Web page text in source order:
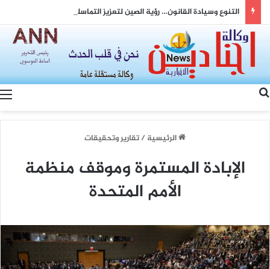
الرئيسية/تقارير وتحقيقات
الإبادة المستمرة وموقف منظمة
الأمم المتحدة